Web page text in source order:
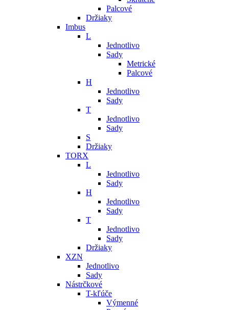
Palcové
Držiaky
Imbus
L
Jednotlivo
Sady
Metrické
Palcové
H
Jednotlivo
Sady
T
Jednotlivo
Sady
S
Držiaky
TORX
L
Jednotlivo
Sady
H
Jednotlivo
Sady
T
Jednotlivo
Sady
Držiaky
XZN
Jednotlivo
Sady
Nástrčkové
T-kľúče
Výmenné